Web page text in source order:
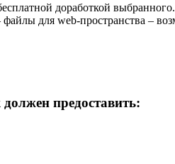
доработкой
для web-пространства –
предоставить: